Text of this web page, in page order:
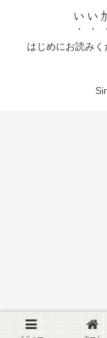
いい
はじめにお読みく